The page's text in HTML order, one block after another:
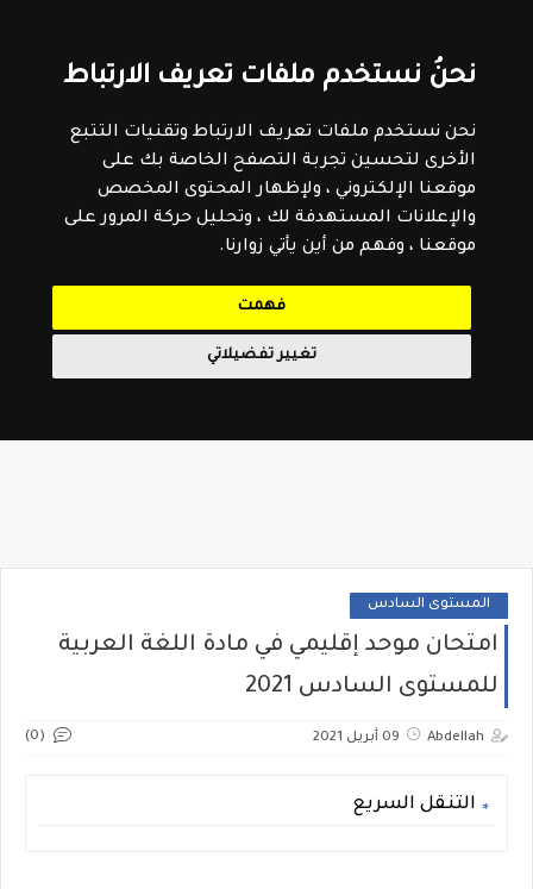
نحنُ نستخدم ملفات تعريف الارتباط
نحن نستخدم ملفات تعريف الارتباط وتقنيات التتبع
الأخرى لتحسين تجربة التصفح الخاصة بك على
موقعنا الإلكتروني ، ولإظهار المحتوى المخصص
والإعلانات المستهدفة لك ، وتحليل حركة المرور على
موقعنا ، وفهم من أين يأتي زوارنا.
فهمت
تغيير تفضيلاتي
المستوى السادس
امتحان موحد إقليمي في مادة اللغة العربية
للمستوى السادس 2021
Abdellah 09 أبريل 2021 (0)
التنقل السريع